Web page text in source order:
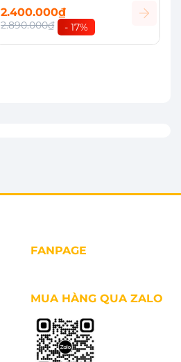
45MCNVN(W)-WB
2.400.000₫
2.890.000₫ - 17%
FANPAGE
MUA HÀNG QUA ZALO